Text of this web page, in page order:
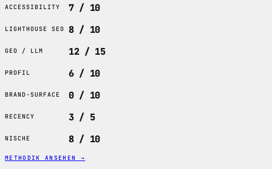
ACCESSIBILITY 7 / 10
LIGHTHOUSE SEO 8 / 10
GEO / LLM 12 / 15
PROFIL 6 / 10
BRAND-SURFACE 0 / 10
RECENCY 3 / 5
NISCHE 8 / 10
METHODIK ANSEHEN →